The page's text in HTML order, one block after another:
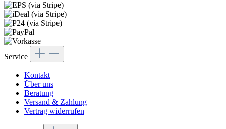
Service
Kontakt
Über uns
Beratung
Versand & Zahlung
Vertrag widerrufen